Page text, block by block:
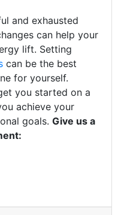
and exhausted
can help your
lift. Setting
can be the best
for yourself.
you started on a
achieve your
goals. Give us a